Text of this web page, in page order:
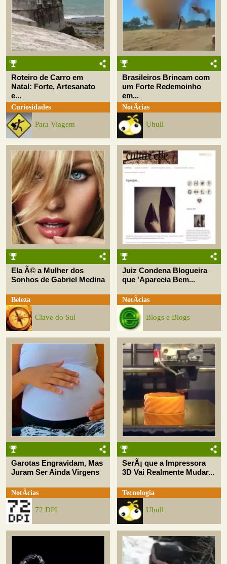
Roteiro de Carro em
Natal: Forte, Artesanato
e...
Curiosidades
Para Viagem
Brasileiros Brincam com
um Forte Redemoinho
em...
NotÃ­cias
Uhull
Ela Ã© a Mulher dos
Sonhos de Gabriel Medina
Beleza
Clave do Sul
Juiz Condena Blogueira
que 'Aparecia Bem...
NotÃ­cias
Blogs e Blogs
Garotas Engravidam, Mas
Juram Ser Ainda Virgens
NotÃ­cias
72 DPI
SerÃ¡ que a Impressora
3D Vai Realmente Mudar...
Tecnologia
Uhull